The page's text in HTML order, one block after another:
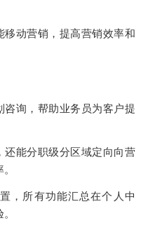
动营销，提高营销效率和
询，帮助业务员为客户提
还能分职级分区域定向向营
，所有功能汇总在个人中